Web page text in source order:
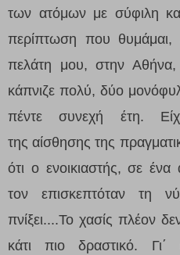
των ατόμων με σύφιλη
περίπτωση που θυμάμαι,
πελάτη μου, στην Αθήνα,
κάπνιζε πολύ, δύο
πέντεσυνεχή έτη.
της αίσθησης της
ότι ο ενοικιαστής, σε
τον επισκεπτόταν τη
πνίξει....Το χασίς πλέον
κάτι πιο δραστικό.